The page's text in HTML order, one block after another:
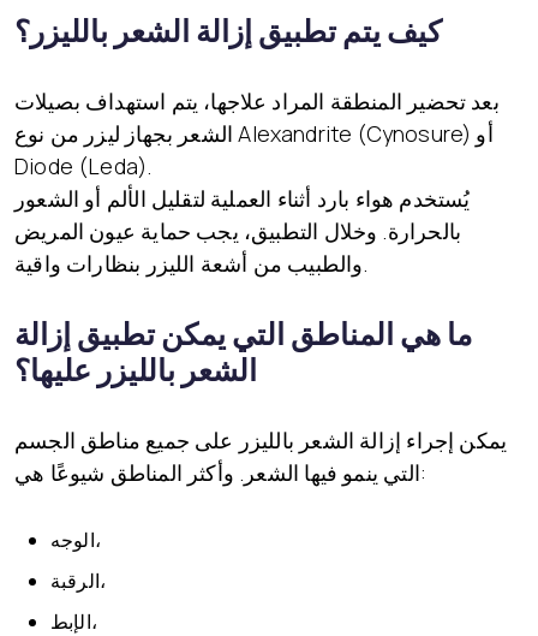
كيف يتم تطبيق إزالة الشعر بالليزر؟
بعد تحضير المنطقة المراد علاجها، يتم استهداف بصيلات
الشعر بجهاز ليزر من نوع Alexandrite (Cynosure) أو
Diode (Leda).
يُستخدم هواء بارد أثناء العملية لتقليل الألم أو الشعور
بالحرارة. وخلال التطبيق، يجب حماية عيون المريض
ما هي المناطق التي يمكن تطبيق إزالة
الشعر بالليزر عليها؟
يمكن إجراء إزالة الشعر بالليزر على جميع مناطق الجسم
التي ينمو فيها الشعر. وأكثر المناطق شيوعًا هي:
الوجه،
الرقبة،
الإبط،